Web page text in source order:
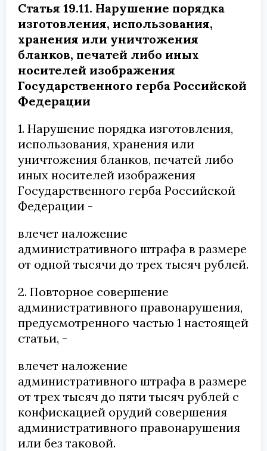
Статья 19.11. Нарушение порядка
изготовления, использования,
хранения или уничтожения
бланков, печатей либо иных
носителей изображения
Государственного герба Российской
Федерации
1. Нарушение порядка изготовления,
использования, хранения или
уничтожения бланков, печатей либо
иных носителей изображения
Государственного герба Российской
Федерации -
влечет наложение
административного штрафа в размере
от одной тысячи до трех тысяч рублей.
2. Повторное совершение
административного правонарушения,
предусмотренного частью 1 настоящей
статьи, -
влечет наложение
административного штрафа в размере
от трех тысяч до пяти тысяч рублей с
конфискацией орудий совершения
административного правонарушения
или без таковой.